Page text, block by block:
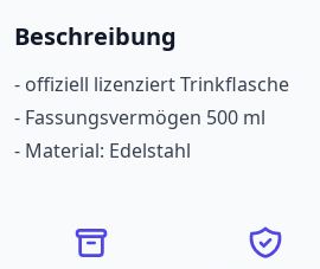
Beschreibung
- offiziell lizenziert Trinkflasche
- Fassungsvermögen 500 ml
- Material: Edelstahl